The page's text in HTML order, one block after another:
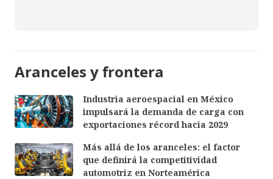
Aranceles y frontera
Industria aeroespacial en México
impulsará la demanda de carga con
exportaciones récord hacia 2029
Más allá de los aranceles: el factor
que definirá la competitividad
automotriz en Norteamérica